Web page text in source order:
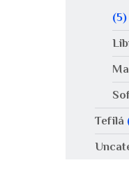
(5)
Tefilá